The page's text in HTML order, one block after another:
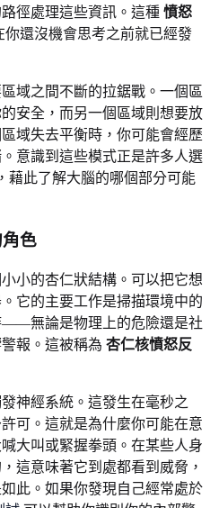
徑處理這些資訊。這種 憤怒
你還沒機會思考之前就已經發
域之間不斷的拉鋸戰。一個區
安全，而另一個區域則想要放
域失去平衡時，你可能會經歷
意識到這些模式正是許多人選
藉此了解大腦的哪個部分可能
色
小的杏仁狀結構。可以把它想
它的主要工作是掃描環境中的
——無論是物理上的危險還是社
報。這被稱為 杏仁核憤怒反
神經系統。這發生在毫秒之
可。這就是為什麼你可能在意
大叫或緊握拳頭。在某些人身
這意味著它到處都看到威脅，
此。如果你發現自己經常處於